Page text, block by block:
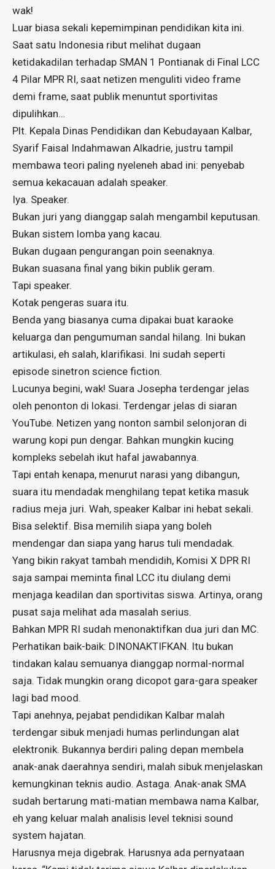
wak!
Luar biasa sekali kepemimpinan pendidikan kita ini.
Saat satu Indonesia ribut melihat dugaan
ketidakadilan terhadap SMAN 1 Pontianak di Final LCC
4 Pilar MPR RI, saat netizen menguliti video frame
demi frame, saat publik menuntut sportivitas
dipulihkan…
Plt. Kepala Dinas Pendidikan dan Kebudayaan Kalbar,
Syarif Faisal Indahmawan Alkadrie, justru tampil
membawa teori paling nyeleneh abad ini: penyebab
semua kekacauan adalah speaker.
Iya. Speaker.
Bukan juri yang dianggap salah mengambil keputusan.
Bukan sistem lomba yang kacau.
Bukan dugaan pengurangan poin seenaknya.
Bukan suasana final yang bikin publik geram.
Tapi speaker.
Kotak pengeras suara itu.
Benda yang biasanya cuma dipakai buat karaoke
keluarga dan pengumuman sandal hilang. Ini bukan
artikulasi, eh salah, klarifikasi. Ini sudah seperti
episode sinetron science fiction.
Lucunya begini, wak! Suara Josepha terdengar jelas
oleh penonton di lokasi. Terdengar jelas di siaran
YouTube. Netizen yang nonton sambil selonjoran di
warung kopi pun dengar. Bahkan mungkin kucing
kompleks sebelah ikut hafal jawabannya.
Tapi entah kenapa, menurut narasi yang dibangun,
suara itu mendadak menghilang tepat ketika masuk
radius meja juri. Wah, speaker Kalbar ini hebat sekali.
Bisa selektif. Bisa memilih siapa yang boleh
mendengar dan siapa yang harus tuli mendadak.
Yang bikin rakyat tambah mendidih, Komisi X DPR RI
saja sampai meminta final LCC itu diulang demi
menjaga keadilan dan sportivitas siswa. Artinya, orang
pusat saja melihat ada masalah serius.
Bahkan MPR RI sudah menonaktifkan dua juri dan MC.
Perhatikan baik-baik: DINONAKTIFKAN. Itu bukan
tindakan kalau semuanya dianggap normal-normal
saja. Tidak mungkin orang dicopot gara-gara speaker
lagi bad mood.
Tapi anehnya, pejabat pendidikan Kalbar malah
terdengar sibuk menjadi humas perlindungan alat
elektronik. Bukannya berdiri paling depan membela
anak-anak daerahnya sendiri, malah sibuk menjelaskan
kemungkinan teknis audio. Astaga. Anak-anak SMA
sudah bertarung mati-matian membawa nama Kalbar,
eh yang keluar malah analisis level teknisi sound
system hajatan.
Harusnya meja digebrak. Harusnya ada pernyataan